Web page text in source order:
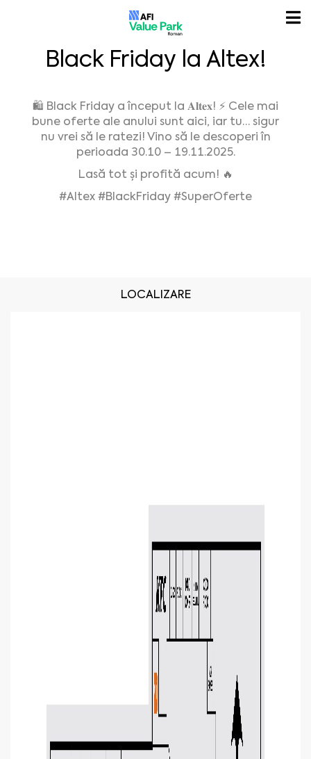
Black Friday la Altex!
🛍️ Black Friday a început la 𝐀𝐥𝐭𝐞𝐱! ⚡ Cele mai
bune oferte ale anului sunt aici, iar tu… sigur
nu vrei să le ratezi! Vino să le descoperi în
perioada 30.10 – 19.11.2025.
Lasă tot și profită acum! 🔥
#Altex#BlackFriday#SuperOferte
LOCALIZARE